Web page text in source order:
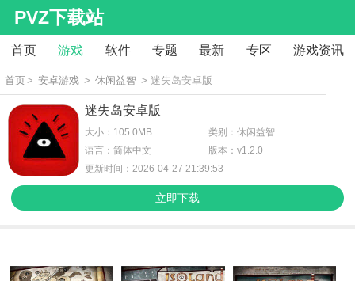
PVZ下载站
首页 游戏 软件 专题 最新 专区 游戏资讯
首页> 安卓游戏 > 休闲益智 > 迷失岛安卓版
迷失岛安卓版
大小：105.0MB
类别：休闲益智
语言：简体中文
版本：v1.2.0
更新时间：2026-04-27 21:39:53
立即下载